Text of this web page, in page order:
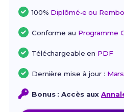
100% Diplômé•e ou
Conforme au Programme
Téléchargeable en PDF
Dernière mise à jour :
Bonus : Accès aux